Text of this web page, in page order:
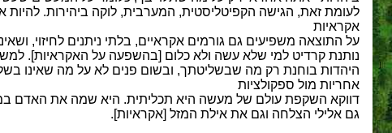
לעומת זאת, הגישה הקפיטליסטית, המערבית, לוקה ביהירות.
אקראיות
על התוצאה משפיעים גם גורמים אקראיים, בלתי ניתנים
נותנת קרדיט למי שלא עשה ולא כלום [בהשפעה על האקראיות].
היהדות בוחנת רק מה שבשליטתך, ובשום פנים לא על מה שאינו
אחריות מול ספקולציות
דווקא השקפת עולם של מעשה היא תכליתית. היא שמה את האדם
גם אלילי הצלחה וגם את אילת המזל [אקראיות].